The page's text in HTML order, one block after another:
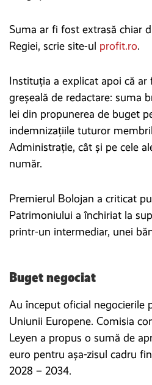
Suma ar fi fost extrasă chiar
Regiei, scrie site-ul profit.ro.
Instituția a explicat apoi că
greșeală de redactare: suma
lei din propunerea de buget
indemnizațiile tuturor
Administrație, cât și pe cele
număr.
Premierul Bolojan a criticat
Patrimoniului a închiriat la
printr-un intermediar, unei
Buget negociat
Au început oficial negocierile
Uniunii Europene. Comisia
Leyen a propus o sumă de
euro pentru așa-zisul cadru
2028 – 2034.